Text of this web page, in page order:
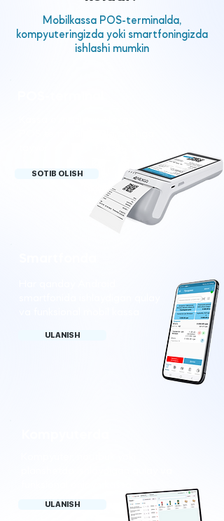
Mobilkassa POS-terminalda,
kompyuteringizda yoki smartfoningizda
ishlashi mumkin
SOTIB OLISH
ULANISH
ULANISH